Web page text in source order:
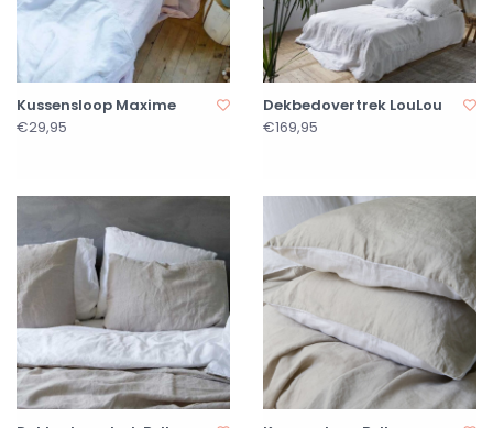
Kussensloop Maxime
€29,95
Dekbedovertrek LouLou
€169,95